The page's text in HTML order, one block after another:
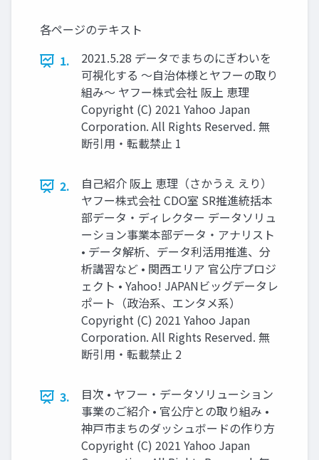
各ページのテキスト
1.
2021.5.28 データでまちのにぎわいを
可視化する 〜⾃治体様とヤフーの取り
組み〜 ヤフー株式会社 阪上 恵理
Copyright (C) 2021 Yahoo Japan
Corporation. All Rights Reserved. 無
断引用・転載禁止 1
2.
⾃⼰紹介 阪上 恵理（さかうえ えり）
ヤフー株式会社 CDO室 SR推進統括本
部データ・ディレクター データソリュ
ーション事業本部データ・アナリスト
• データ解析、データ利活⽤推進、分
析講習など • 関⻄エリア 官公庁プロジ
ェクト • Yahoo! JAPANビッグデータレ
ポート（政治系、エンタメ系）
Copyright (C) 2021 Yahoo Japan
Corporation. All Rights Reserved. 無
断引用・転載禁止 2
3.
⽬次 • ヤフー・データソリューション
事業のご紹介 • 官公庁との取り組み •
神⼾市まちのダッシュボードの作り⽅
Copyright (C) 2021 Yahoo Japan